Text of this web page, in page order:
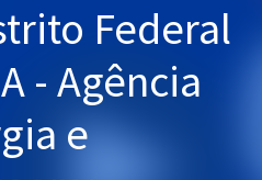
Federal
- Agência
e